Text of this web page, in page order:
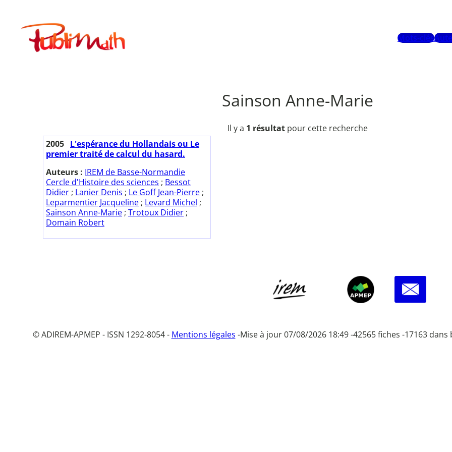
contenuPublimath
Mots-clés
Sainson Anne-Marie
Il y a 1 résultat pour cette recherche
2005 L'espérance du Hollandais ou Le
premier traité de calcul du hasard.
Auteurs : IREM de Basse-Normandie
Cercle d'Histoire des sciences ; Bessot
Didier ; Lanier Denis ; Le Goff Jean-Pierre ;
Leparmentier Jacqueline ; Levard Michel ;
Sainson Anne-Marie ; Trotoux Didier ;
Domain Robert
© ADIREM-APMEP - ISSN 1292-8054 - Mentions légales -Mise à jour 07/08/2026 18:49 -42565 fiches -17163